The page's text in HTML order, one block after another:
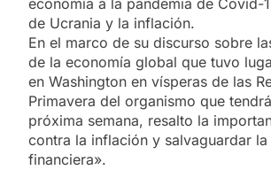
economía a la pandemia de Covid-
de Ucrania y la inflación.
En el marco de su discurso sobre
de la economía global que tuvo
en Washington en vísperas de las
Primavera del organismo que
próxima semana, resalto la
contra la inflación y salvaguardar
financiera».